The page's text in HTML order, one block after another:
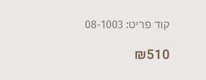
קוד פריט: 08-1003
₪510